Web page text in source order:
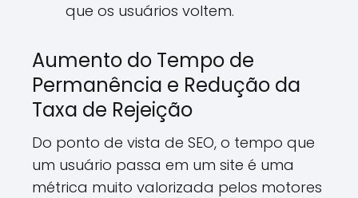
que os usuários voltem.
Aumento do Tempo de
Permanência e Redução da
Taxa de Rejeição
Do ponto de vista de SEO, o tempo que
um usuário passa em um site é uma
métrica muito valorizada pelos motores